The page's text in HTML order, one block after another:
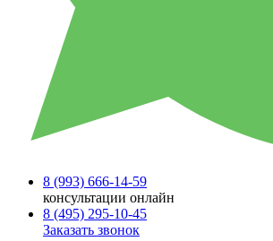
8 (993) 666-14-59
консультации онлайн
8 (495) 295-10-45
Заказать звонок